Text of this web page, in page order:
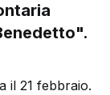
il 21 febbraio.